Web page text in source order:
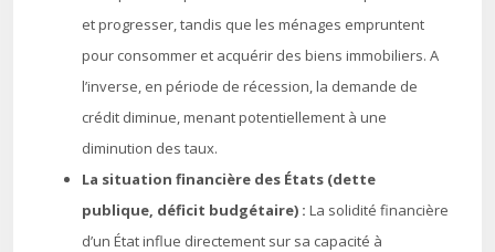
et progresser, tandis que les ménages empruntent
pour consommer et acquérir des biens immobiliers. A
l’inverse, en période de récession, la demande de
crédit diminue, menant potentiellement à une
diminution des taux.
La situation financière des États (dette
publique, déficit budgétaire) : La solidité financière
d’un État influe directement sur sa capacité à